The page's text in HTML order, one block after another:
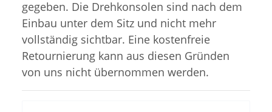
gegeben. Die Drehkonsolen sind nach dem
Einbau unter dem Sitz und nicht mehr
vollständig sichtbar. Eine kostenfreie
Retournierung kann aus diesen Gründen
von uns nicht übernommen werden.